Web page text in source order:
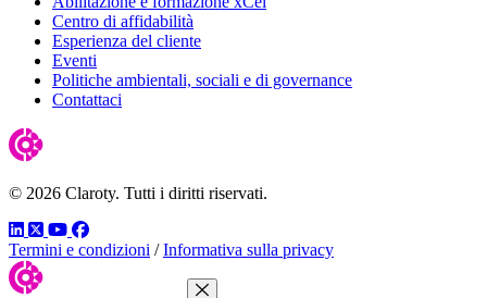
Centro di affidabilità
Esperienza del cliente
Eventi
Politiche ambientali, sociali e di governance
Contattaci
© 2026 Claroty. Tutti i diritti riservati.
LinkedIn
TwitterYouTube
Facebook
Termini e condizioni / Informativa sulla privacy